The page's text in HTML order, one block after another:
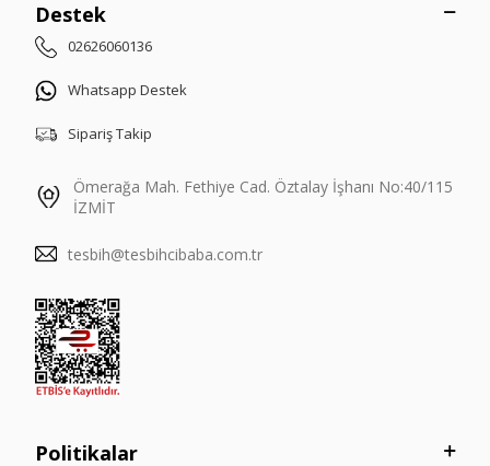
Destek
02626060136
Whatsapp Destek
Sipariş Takip
Ömerağa Mah. Fethiye Cad. Öztalay İşhanı No:40/115
İZMİT
tesbih@tesbihcibaba.com.tr
Politikalar